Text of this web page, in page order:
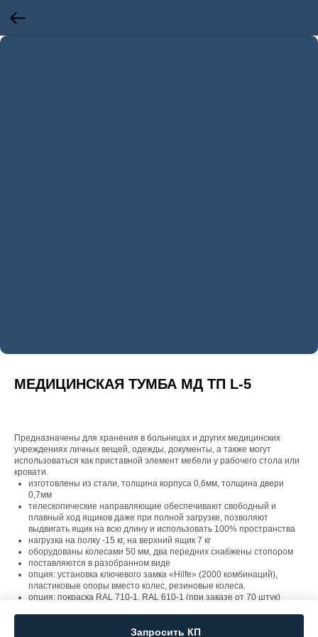
МЕДИЦИНСКАЯ ТУМБА МД ТП L-5
Запросить КП
Предназначены для хранения в больницах и других медицинских
учреждениях личных вещей, одежды, документы, а также могут
использоваться как приставной элемент мебели у рабочего стола или
кровати.
изготовлены из стали, толщина корпуса 0,6мм, толщина двери
0,7мм
телескопические направляющие обеспечивают свободный и
плавный ход ящиков даже при полной загрузке, позволяют
выдвигать ящик на всю длину и использовать 100% пространства
нагрузка на полку -15 кг, на верхний ящик 7 кг
оборудованы колесами 50 мм, два передних снабжены стопором
поставляются в разобранном виде
опция: установка ключевого замка «Hilfe» (2000 комбинаций),
пластиковые опоры вместо колес, резиновые колеса.
опция: покраска RAL 710-1, RAL 610-1 (при заказе от 70 штук)